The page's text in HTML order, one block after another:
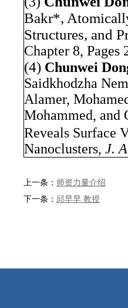
Bakr*,
Structures, and
Chapter 8, Pages
(4) Chunwei
Saidkhodzha
Alamer,
Mohammed, and
Reveals Surface
Nanoclusters, J.
上一条： 师资力量介绍
下一条： 邱早早 教授